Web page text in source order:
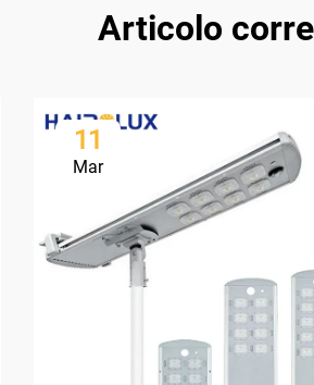
Articolo
11
Mar